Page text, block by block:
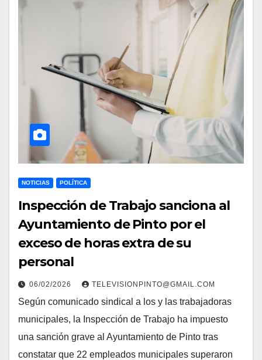
NOTICIAS POLÍTICA
Inspección de Trabajo sanciona al
Ayuntamiento de Pinto por el
exceso de horas extra de su
personal
06/02/2026 TELEVISIONPINTO@GMAIL.COM
Según comunicado sindical a los y las trabajadoras
municipales, la Inspección de Trabajo ha impuesto
una sanción grave al Ayuntamiento de Pinto tras
constatar que 22 empleados municipales superaron